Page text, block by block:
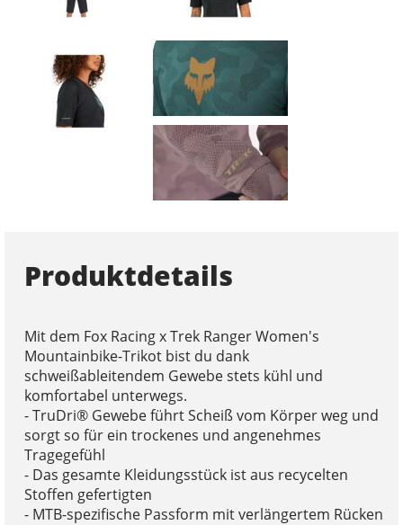
Produktdetails
Mit dem Fox Racing x Trek Ranger Women's
Mountainbike-Trikot bist du dank
schweißableitendem Gewebe stets kühl und
komfortabel unterwegs.
- TruDri® Gewebe führt Scheiß vom Körper weg und
sorgt so für ein trockenes und angenehmes
Tragegefühl
- Das gesamte Kleidungsstück ist aus recycelten
Stoffen gefertigten
- MTB-spezifische Passform mit verlängertem Rücken